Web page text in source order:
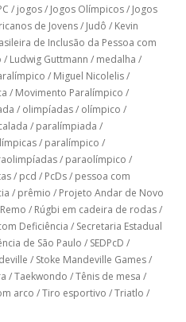
/ jogos/ Jogos Olímpicos/ Jogos
de Jovens/ Judô / Kevin
de Inclusão da Pessoa com
/ Ludwig Guttmann / medalha /
/ Miguel Nicolelis/
/ Movimento Paralímpico /
/ olimpíadas/ olímpico /
/ paralímpiada /
/ paralímpico /
/ paraolímpico /
/ pcd / PcDs/ pessoa com
/ prêmio / Projeto Andar de Novo
Remo / Rúgbi em cadeira de rodas/
Deficiência / Secretaria Estadual
de São Paulo / SEDPcD /
/ Stoke Mandeville Games/
/Taekwondo /Tênis de mesa /
arco /Tiro esportivo /Triatlo /